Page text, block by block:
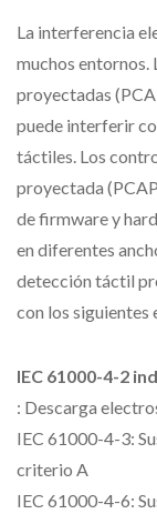
La interferencia
muchos entornos.
proyectadas
puede interferir
táctiles. Los
proyectada
de firmware y
en diferentes
detección táctil
con los siguientes
IEC 61000-4-2
: Descarga
IEC 61000-4-3:
criterio A
IEC 61000-4-6: